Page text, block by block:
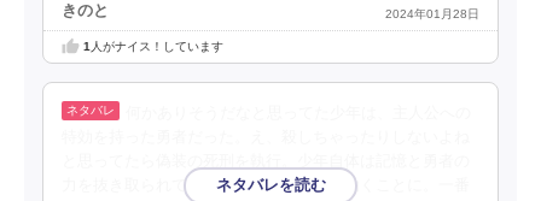
きのと 2024年01月28日
1人がナイス！しています
力を抜き取られて、鍛冶師見習いとして働くことに。一番